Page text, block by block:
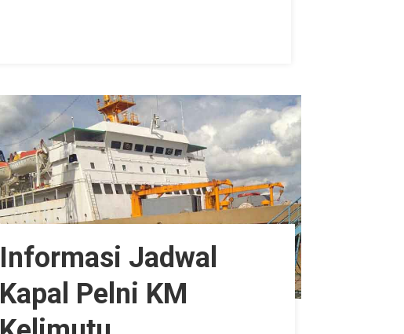
Informasi Jadwal
Kapal Pelni KM